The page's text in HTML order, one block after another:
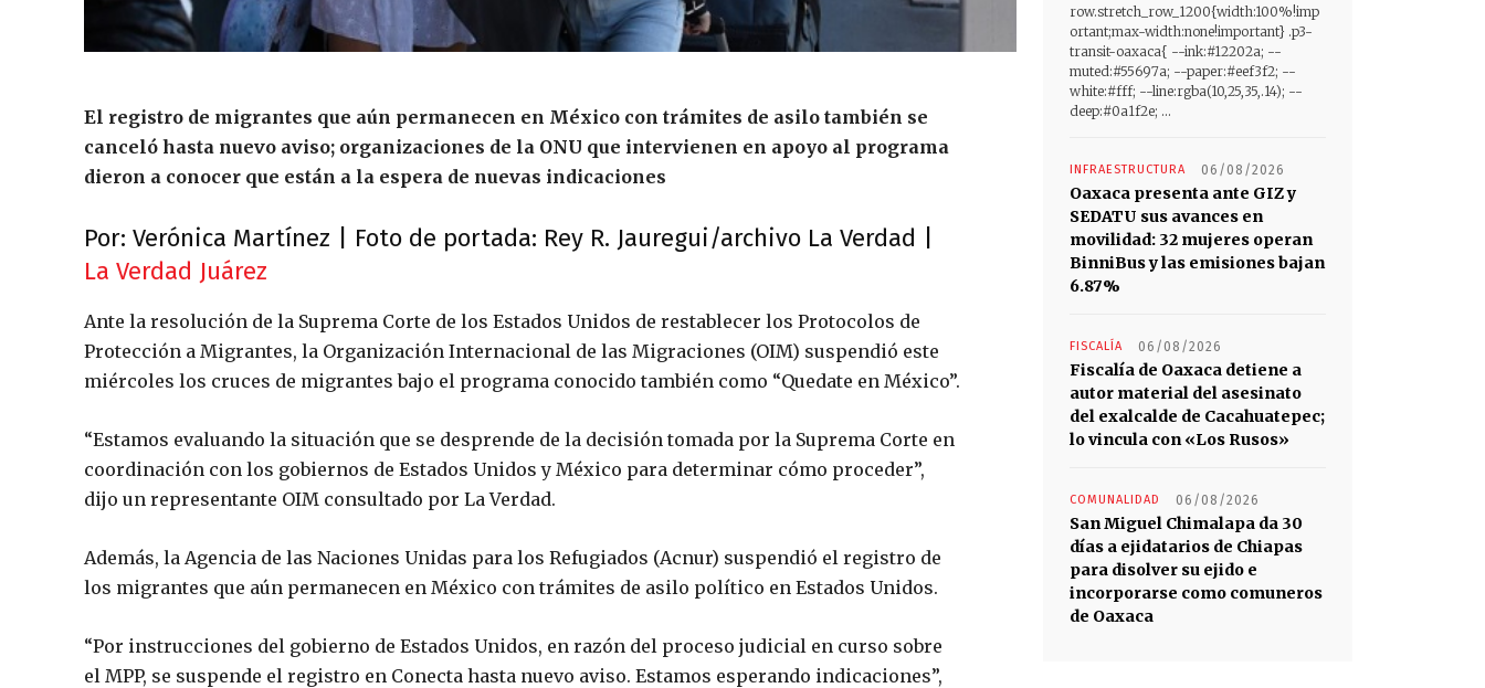
El registro de migrantes que aún permanecen en México con trámites de asilo también se
canceló hasta nuevo aviso; organizaciones de la ONU que intervienen en apoyo al programa
dieron a conocer que están a la espera de nuevas indicaciones
Por: Verónica Martínez | Foto de portada: Rey R. Jauregui/archivo La Verdad |
La Verdad Juárez
Ante la resolución de la Suprema Corte de los Estados Unidos de restablecer los Protocolos de
Protección a Migrantes, la Organización Internacional de las Migraciones (OIM) suspendió este
miércoles los cruces de migrantes bajo el programa conocido también como “Quedate en México”.
“Estamos evaluando la situación que se desprende de la decisión tomada por la Suprema Corte en
coordinación con los gobiernos de Estados Unidos y México para determinar cómo proceder”,
dijo un representante OIM consultado por La Verdad.
Además, la Agencia de las Naciones Unidas para los Refugiados (Acnur) suspendió el registro de
los migrantes que aún permanecen en México con trámites de asilo político en Estados Unidos.
“Por instrucciones del gobierno de Estados Unidos, en razón del proceso judicial en curso sobre
el MPP, se suspende el registro en Conecta hasta nuevo aviso. Estamos esperando indicaciones”,
row.stretch_row_1200{width:100%!imp
ortant;max-width:none!important} .p3-
transit-oaxaca{ --ink:#12202a; --
muted:#55697a; --paper:#eef3f2; --
white:#fff; --line:rgba(10,25,35,.14); --
deep:#0a1f2e; ...
INFRAESTRUCTURA 06/08/2026
Oaxaca presenta ante GIZ y
SEDATU sus avances en
movilidad: 32 mujeres operan
BinniBus y las emisiones bajan
6.87%
FISCALÍA 06/08/2026
Fiscalía de Oaxaca detiene a
autor material del asesinato
del exalcalde de Cacahuatepec;
lo vincula con «Los Rusos»
COMUNALIDAD 06/08/2026
San Miguel Chimalapa da 30
días a ejidatarios de Chiapas
para disolver su ejido e
incorporarse como comuneros
de Oaxaca